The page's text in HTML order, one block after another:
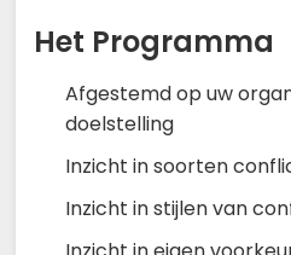
Het Programma
Afgestemd op uw
doelstelling
Inzicht in soorten
Inzicht in stijlen van